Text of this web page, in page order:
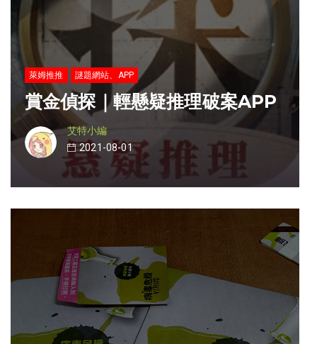
萊姆推推 謎題網站、APP
賞金偵探｜輕懸疑推理破案APP
艾特小編
2021-08-01